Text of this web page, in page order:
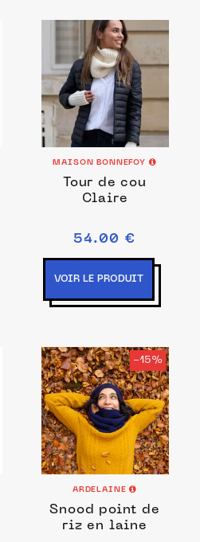
MAISON BONNEFOY
Tour de cou
Claire
54.00 €
VOIR LE PRODUIT
-15%
ARDELAINE
Snood point de
riz en laine